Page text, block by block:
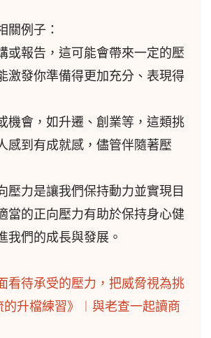
關例子：
或報告，這可能會帶來一定的壓
激發你準備得更加充分、表現得
機會，如升遷、創業等，這類挑
感到有成就感，儘管伴隨著壓
壓力是讓我們保持動力並實現目
當的正向壓力有助於保持身心健
我們的成長與發展。
看待承受的壓力，把威脅視為挑
升檔練習》︱與老查一起讀商